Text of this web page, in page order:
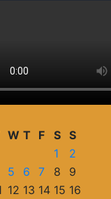
W T F S S
1
2
5 6 7 8
9
12 13 14 15 16